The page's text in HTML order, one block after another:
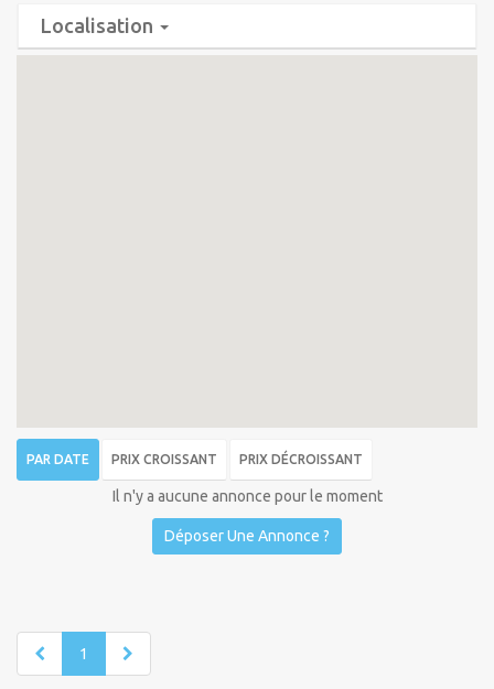
Localisation
PAR DATE PRIX CROISSANT PRIX DÉCROISSANT
Il n'y a aucune annonce pour le moment
Déposer Une Annonce ?
1